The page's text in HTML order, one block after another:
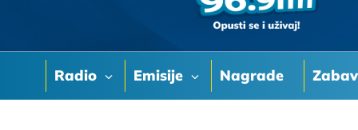
Radio Emisije Nagrade